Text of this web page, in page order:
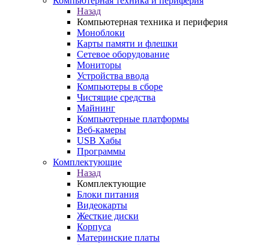
Назад
Компьютерная техника и периферия
Моноблоки
Карты памяти и флешки
Сетевое оборудование
Мониторы
Устройства ввода
Компьютеры в сборе
Чистящие средства
Майнинг
Компьютерные платформы
Веб-камеры
USB Хабы
Программы
Комплектующие
Назад
Комплектующие
Блоки питания
Видеокарты
Жесткие диски
Корпуса
Материнские платы